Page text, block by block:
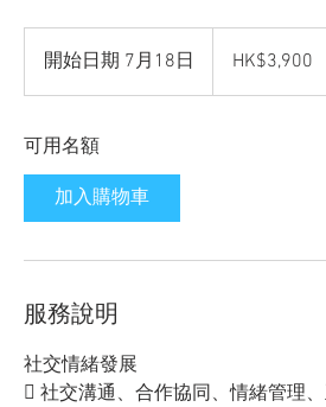
開始日期 7月18日
始
8
KongHK$3,900
可用名額
加入購物車
服務說明
社交情緒發展
 社交溝通、合作協同、情緒管理